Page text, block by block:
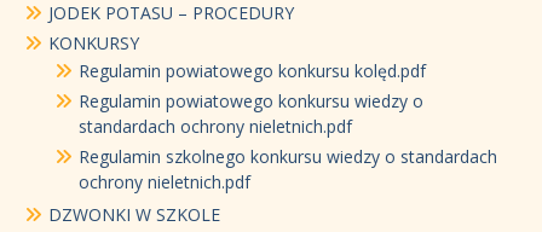
JODEK POTASU – PROCEDURY
KONKURSY
Regulamin powiatowego konkursu kolęd.pdf
Regulamin powiatowego konkursu wiedzy o
standardach ochrony nieletnich.pdf
Regulamin szkolnego konkursu wiedzy o standardach
ochrony nieletnich.pdf
DZWONKI W SZKOLE